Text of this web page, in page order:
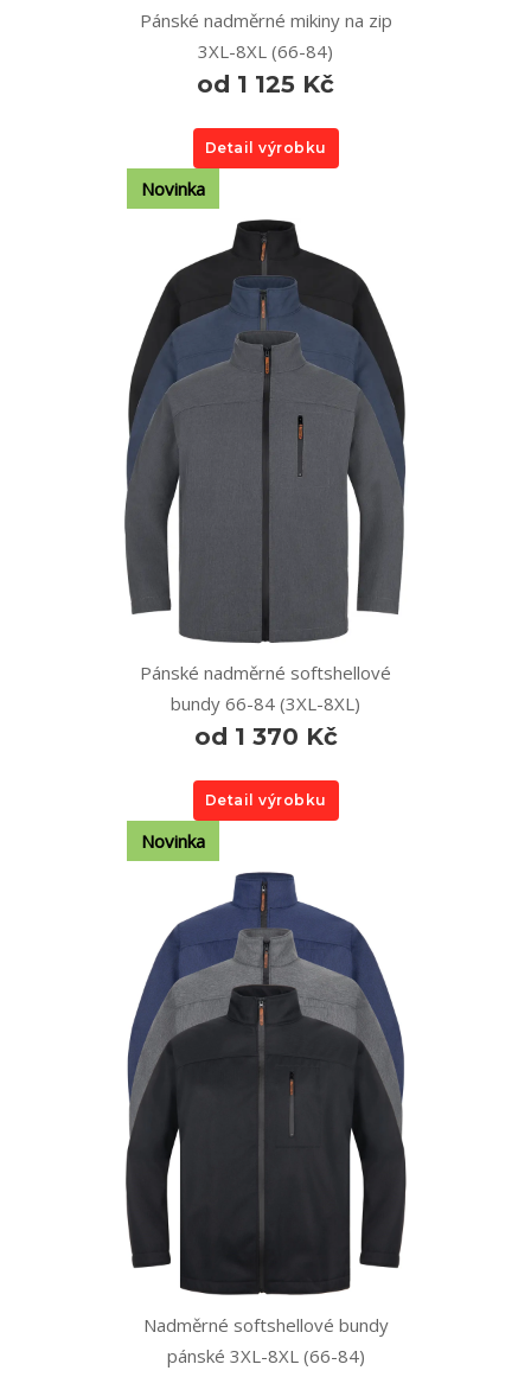
Pánské nadměrné mikiny na zip
3XL-8XL (66-84)
od 1 125 Kč
Detail výrobku
Novinka
Pánské nadměrné softshellové
bundy 66-84 (3XL-8XL)
od 1 370 Kč
Detail výrobku
Novinka
Nadměrné softshellové bundy
pánské 3XL-8XL (66-84)